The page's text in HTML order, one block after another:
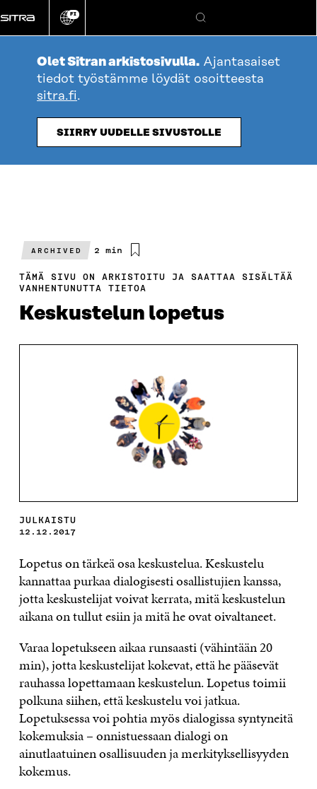
suoraan
sisältöön
Vaihda
kieli
FI
Hae
Olet Sitran arkistosivulla. Ajantasaiset
tiedot työstämme löydät osoitteesta
sitra.fi.
SIIRRY UUDELLE SIVUSTOLLE
ARCHIVED
Arvioitu
2 min
TÄMÄ SIVU ON ARKISTOITU JA SAATTAA SISÄLTÄÄ
VANHENTUNUTTA TIETOA
Keskustelun lopetus
JULKAISTU
12.12.2017
Lopetus on tärkeä osa keskustelua. Keskustelu
kannattaa purkaa dialogisesti osallistujien kanssa,
jotta keskustelijat voivat kerrata, mitä keskustelun
aikana on tullut esiin ja mitä he ovat oivaltaneet.
Varaa lopetukseen aikaa runsaasti (vähintään 20
min), jotta keskustelijat kokevat, että he pääsevät
rauhassa lopettamaan keskustelun. Lopetus toimii
polkuna siihen, että keskustelu voi jatkua.
Lopetuksessa voi pohtia myös dialogissa syntyneitä
kokemuksia – onnistuessaan dialogi on
ainutlaatuinen osallisuuden ja merkityksellisyyden
kokemus.